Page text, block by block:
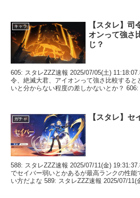
キャラ
【スタレ】司
オンって強さ
じ？
605: スタレZZZ速報 2025/07/05(土)
令、絶滅大君、アイオンって強さ比較すると
いと分からない程度の差しかないとか？
ガチャ 【スタレ】セ
588: スタレZZZ速報 2025/07/11(金)
でセイバー弱いとかあるが最高ランクの性能
い方だよな 589: スタレZZZ速報 2025/07/11(